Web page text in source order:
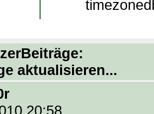
aktualisieren...
20:58